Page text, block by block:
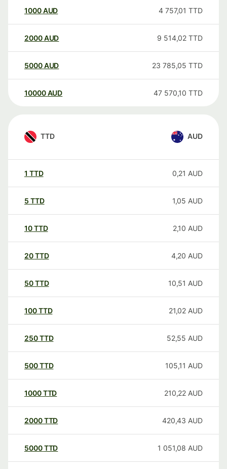
1000AUD 4 757,01 TTD
2000AUD 9 514,02 TTD
5000AUD 23 785,05 TTD
10000 AUD 47 570,10 TTD
TTD AUD
1 TTD 0,21 AUD
5 TTD 1,05 AUD
10TTD 2,10 AUD
20TTD 4,20 AUD
50TTD 10,51 AUD
100TTD 21,02 AUD
250TTD 52,55 AUD
500TTD 105,11 AUD
1000TTD 210,22 AUD
2000TTD 420,43 AUD
5000TTD 1 051,08 AUD